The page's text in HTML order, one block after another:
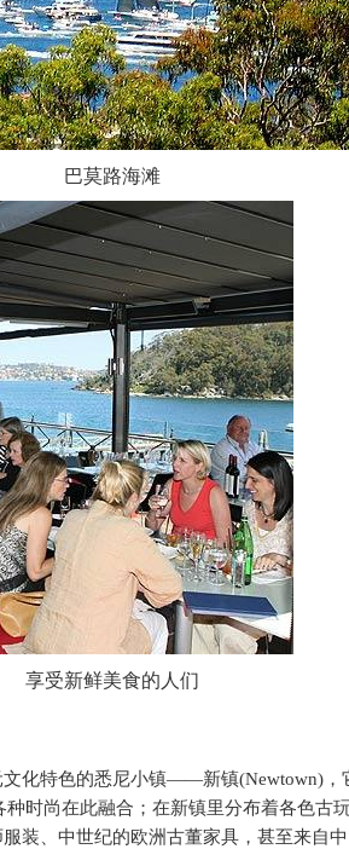
巴莫路海滩
享受新鲜美食的人们
文化特色的悉尼小镇——新镇(Newtown)
种时尚在此融合；在新镇里分布着各色古
装、中世纪的欧洲古董家具，甚至来自中